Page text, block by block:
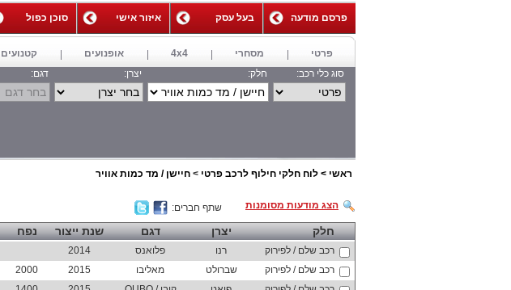
פרסם מודעה בעל עסק איזור אישי סוכן כפול ,
פרטי מסחרי 4x4 אופנועים קטנועים
סוג כלי רכב:
חלק: יצרן: דגם:
ראשי > לוח חלקי חילוף לרכב פרטי > חיישן / מד כמות אוויר
הצג מודעות מסומנות שתף חברים:
חלק יצרן דגם שנת ייצור נפח
רכב שלם / לפירוק רנו פלואנס 2014
רכב שלם / לפירוק
שברולט מאליבו 2015
2000